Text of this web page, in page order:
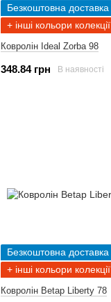
Безкоштовна доставка
+ інші кольори колекції
Ковролін Ideal Zorba 98
348.84 грн В наявності
Безкоштовна доставка
+ інші кольори колекції
Ковролін Betap Liberty 78